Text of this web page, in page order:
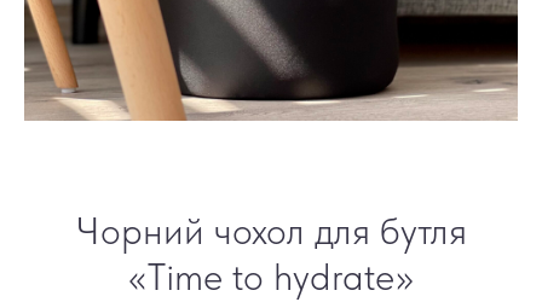
Чорний чохол для бутля
«Time to hydrate»